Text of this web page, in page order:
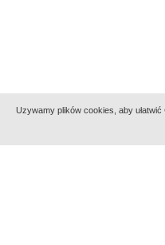
Indeksy:
Uzywamy plików cookies, aby